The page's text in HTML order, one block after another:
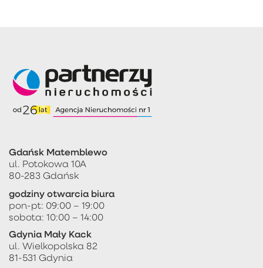
Gdańsk Matemblewo
ul. Potokowa 10A
80-283 Gdańsk
godziny otwarcia biura
pon-pt: 09:00 – 19:00
sobota: 10:00 – 14:00
Gdynia Mały Kack
ul. Wielkopolska 82
81-531 Gdynia